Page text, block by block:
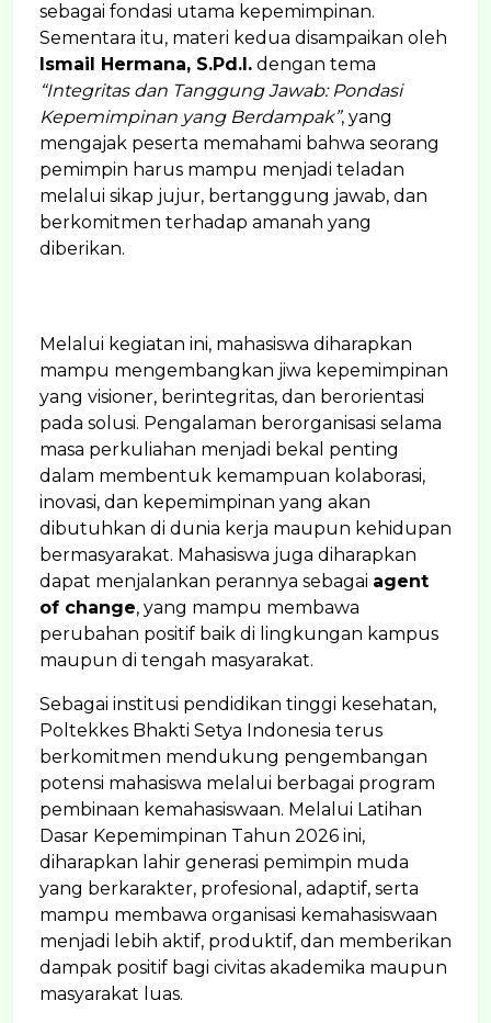
sebagai fondasi utama kepemimpinan.
Sementara itu, materi kedua disampaikan oleh
Ismail Hermana, S.Pd.I. dengan tema
“Integritas dan Tanggung Jawab: Pondasi
Kepemimpinan yang Berdampak”, yang
mengajak peserta memahami bahwa seorang
pemimpin harus mampu menjadi teladan
melalui sikap jujur, bertanggung jawab, dan
berkomitmen terhadap amanah yang
diberikan.
Melalui kegiatan ini, mahasiswa diharapkan
mampu mengembangkan jiwa kepemimpinan
yang visioner, berintegritas, dan berorientasi
pada solusi. Pengalaman berorganisasi selama
masa perkuliahan menjadi bekal penting
dalam membentuk kemampuan kolaborasi,
inovasi, dan kepemimpinan yang akan
dibutuhkan di dunia kerja maupun kehidupan
bermasyarakat. Mahasiswa juga diharapkan
dapat menjalankan perannya sebagai agent
of change, yang mampu membawa
perubahan positif baik di lingkungan kampus
maupun di tengah masyarakat.
Sebagai institusi pendidikan tinggi kesehatan,
Poltekkes Bhakti Setya Indonesia terus
berkomitmen mendukung pengembangan
potensi mahasiswa melalui berbagai program
pembinaan kemahasiswaan. Melalui Latihan
Dasar Kepemimpinan Tahun 2026 ini,
diharapkan lahir generasi pemimpin muda
yang berkarakter, profesional, adaptif, serta
mampu membawa organisasi kemahasiswaan
menjadi lebih aktif, produktif, dan memberikan
dampak positif bagi civitas akademika maupun
masyarakat luas.